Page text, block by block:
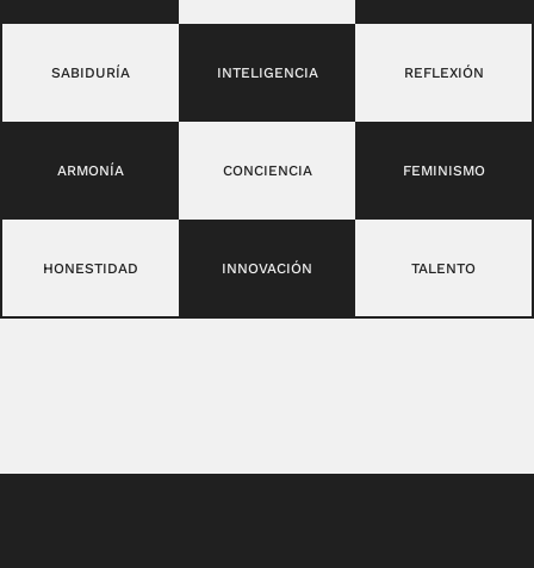
SABIDURÍA INTELIGENCIA REFLEXIÓN
ARMONÍA CONCIENCIA FEMINISMO
HONESTIDAD INNOVACIÓN TALENTO